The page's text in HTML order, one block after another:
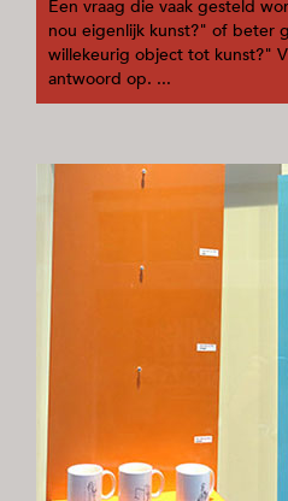
Een vraag die vaak gesteld
nou eigenlijk kunst?" of beter
willekeurig object tot kunst?"
antwoord op. ...